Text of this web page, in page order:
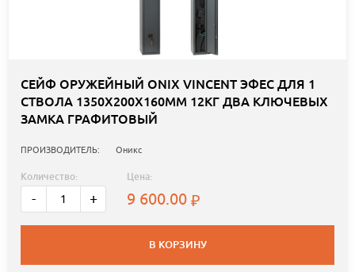
СЕЙФ ОРУЖЕЙНЫЙ ONIX VINCENT ЭФЕС ДЛЯ 1
СТВОЛА 1350Х200Х160ММ 12КГ ДВА КЛЮЧЕВЫХ
ЗАМКА ГРАФИТОВЫЙ
ПРОИЗВОДИТЕЛЬ: Оникс
Количество:
- +
Цена:
9 600.00
В КОРЗИНУ